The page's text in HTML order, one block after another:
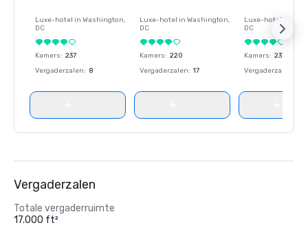
Luxe-hotel in Washington,
DC
Kamers: 237
Vergaderzalen: 8
Luxe-hotel in Washington,
DC
Kamers: 220
Vergaderzalen: 17
Luxe-hotel in
DC
Kamers: 237
Vergaderzalen
Vergaderzalen
Totale vergaderruimte
17.000 ft²